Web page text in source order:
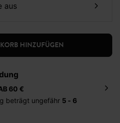
aus
HINZUFÜGEN
60 €
beträgt ungefähr 5 - 6